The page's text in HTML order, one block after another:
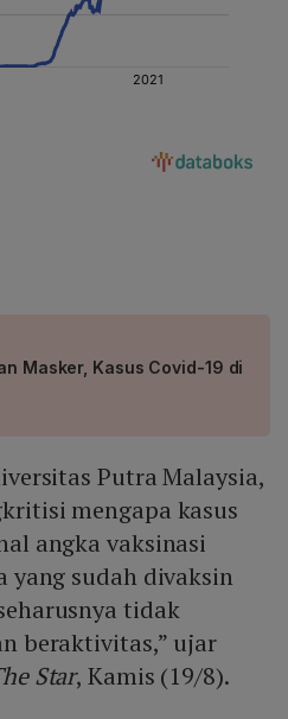
Masker, Kasus Covid-19 di
Putra Malaysia,
mengapa kasus
angka vaksinasi
yang sudah divaksin
tidak
beraktivitas,” ujar
Star, Kamis (19/8).